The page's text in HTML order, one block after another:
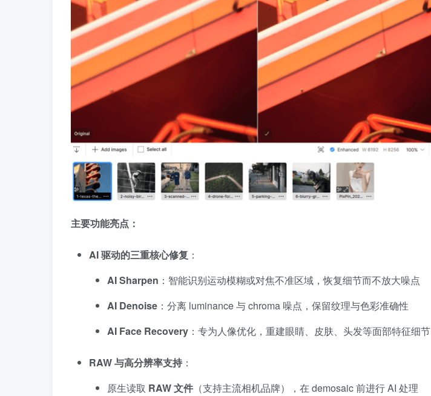
主要功能亮点：
AI 驱动的三重核心修复 ：
AI Sharpen ：智能识别运动模糊或对焦不准区域，恢复细节而不放大噪点
AI Denoise ：分离 luminance 与 chroma 噪点，保留纹理与色彩准确性
AI Face Recovery ：专为人像优化，重建眼睛、皮肤、头发等面部特征细节
RAW 与高分辨率支持 ：
原生读取 RAW 文件 （支持主流相机品牌），在 demosaic 前进行 AI 处理